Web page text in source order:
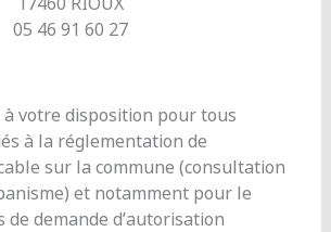
05 46 91 60 27
à votre disposition pour tous
à la réglementation de
sur la commune (consultation
et notamment pour le
de demande d’autorisation